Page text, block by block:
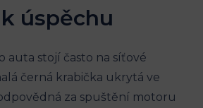
úspěchu
auta stojí často na síťové
černá krabička ukrytá ve
za spuštění motoru